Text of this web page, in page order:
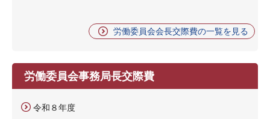
労働委員会会長交際費の一覧を見る
労働委員会事務局長交際費
令和８年度